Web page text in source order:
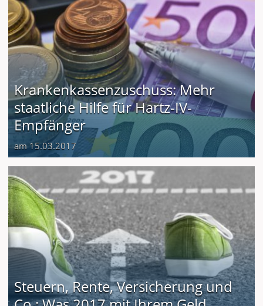
Krankenkassenzuschuss: Mehr
staatliche Hilfe für Hartz-IV-
Empfänger
am 15.03.2017
Steuern, Rente, Versicherung und